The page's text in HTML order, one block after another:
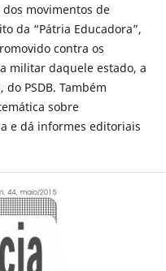
movimentos de
da “Pátria Educadora”,
contra os
militar daquele estado, a
PSDB. Também
sobre
e dá informes editoriais